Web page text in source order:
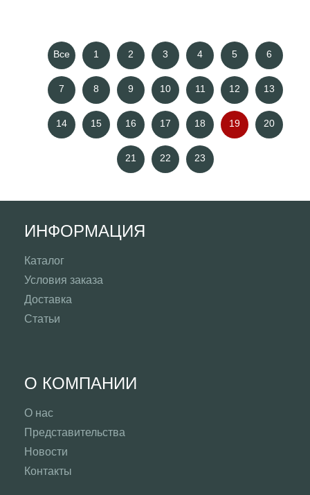
Все 1 2 3 4 5 6
7 8 9 10 11 12 13
14 15 16 17 18 19 20
21 22 23
ИНФОРМАЦИЯ
Каталог
Условия заказа
Доставка
Статьи
О КОМПАНИИ
О нас
Представительства
Новости
Контакты